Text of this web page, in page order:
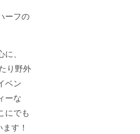
ーフの
、
り野外
ベン
ーな
にでも
す！